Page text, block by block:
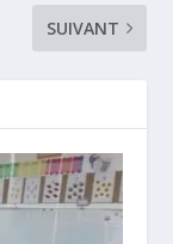
SUIVANT